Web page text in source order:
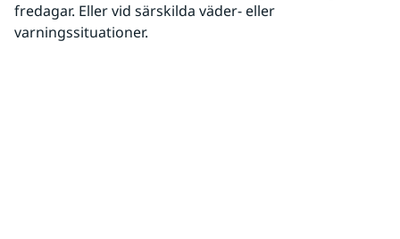
fredagar. Eller vid särskilda väder- eller
varningssituationer.